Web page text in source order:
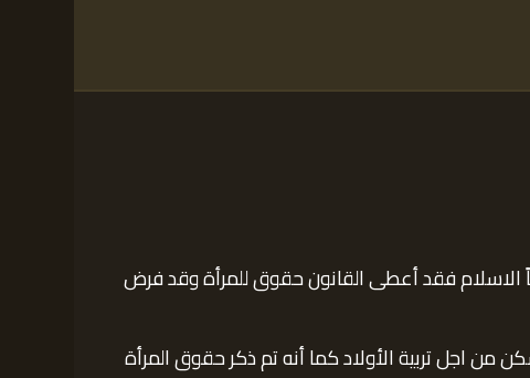
الاسلام فقد أعطى القانون حقوق للمرأة وقد فرض
من اجل تربية الأولاد كما أنه تم ذكر حقوق المرأة